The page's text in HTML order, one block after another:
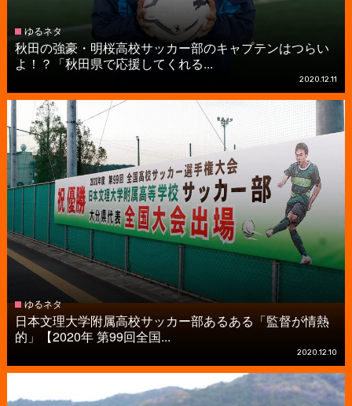
ゆるネタ
秋田の強豪・明桜高校サッカー部のキャプテンはつらい
よ！？「秋田県で応援してくれる...
2020.12.11
ゆるネタ
日本文理大学附属高校サッカー部あるある「監督が情熱
的」【2020年 第99回全国...
2020.12.10